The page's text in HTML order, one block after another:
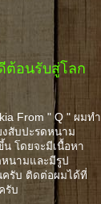
ต้อนรับสู่โลก
From " Q " ผมทำ
งสับปะรดหนาม
น โดยจะมีเนื้อหา
หนามและมีรูป
ครับ ติดต่อผมได้ที่
รับ